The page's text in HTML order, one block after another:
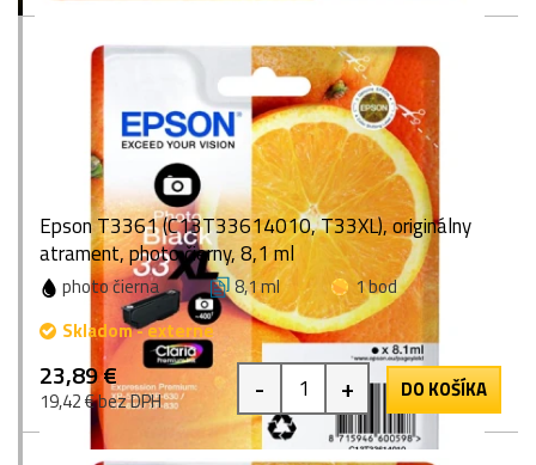
Epson T3361 (C13T33614010, T33XL), originálny
atrament, photo čierny, 8,1 ml
photo čierna 8,1 ml
1 bod
Skladom - externe
23,89 €
19,42 € bez DPH - + DO KOŠÍKA